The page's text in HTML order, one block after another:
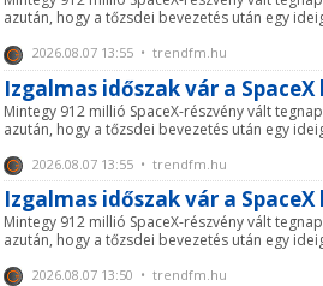
azután, hogy a tőzsdei bevezetés után egy
2026.08.07 13:55 • trendfm.hu
Izgalmas időszak vár a
Mintegy 912 millió SpaceX-részvény vált
azután, hogy a tőzsdei bevezetés után egy
2026.08.07 13:55 • trendfm.hu
Izgalmas időszak vár a
Mintegy 912 millió SpaceX-részvény vált
azután, hogy a tőzsdei bevezetés után egy
2026.08.07 13:50 • trendfm.hu